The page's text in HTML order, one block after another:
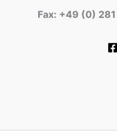
Fax: +49 (0)